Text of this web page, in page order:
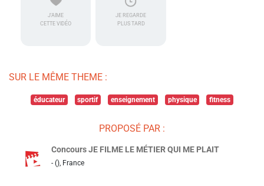
J'AIME
CETTE VIDÉO
JE REGARDE
PLUS TARD
SUR LE MÊME THEME :
éducateur sportif enseignement physique fitness
PROPOSÉ PAR :
Concours JE FILME LE MÉTIER QUI ME PLAIT
- (), France